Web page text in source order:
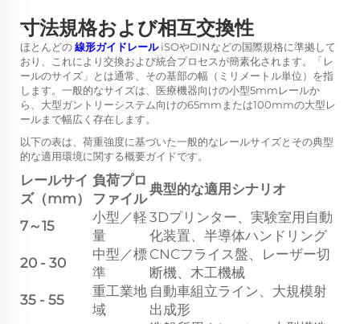
寸法規格および相互交換性
ほとんどの線形ガイドレールiSOやDINなどの国際規格に準拠して
おり、これにより交換および統合プロセスが簡素化されます。「レ
ールのサイズ」とは通常、その基部の幅（ミリメートル単位）を指
します。一般的なサイズは、医療機器向けの小型5mmレールか
ら、大型ガントリーシステム向けの65mmまたは100mmの大型レ
ールまで幅広く存在します。
以下の表は、荷重強度に基づいた一般的なレールサイズとその典型
的な適用環境に関する概要ガイドです。
レールサイ
ズ（mm）
負荷プロ
ファイル
典型的な適用シナリオ
7～15
小型／軽
量
3Dプリンター、実験室用自動
化装置、半導体ハンドリング
20 - 30
中型／標
準
CNCフライス盤、レーザー切
断機、木工機械
35 - 55
重工業地
域
自動車組立ライン、大規模射
出成形